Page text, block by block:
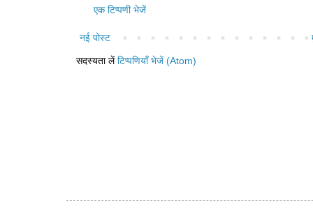
एक टिप्पणी भेजें
नई पोस्ट
सदस्यता लेंटिप्पणियाँ भेजें (Atom)